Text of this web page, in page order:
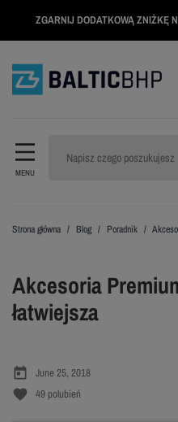
ZGARNIJ DODATKOWĄ ZNIŻKĘ
MENU
Strona główna Blog Poradnik
Akcesoria
łatwiejsza
today June 25, 2018
favorite 49 polubień